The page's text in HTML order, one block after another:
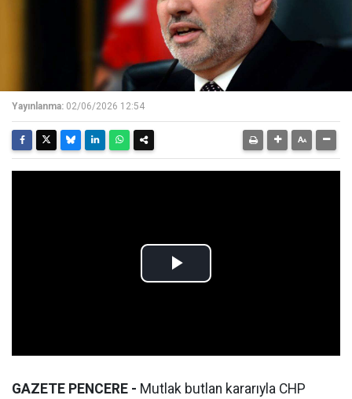
Yayınlanma: 02/06/2026 12:54
GAZETE PENCERE - Mutlak butlan kararıyla CHP